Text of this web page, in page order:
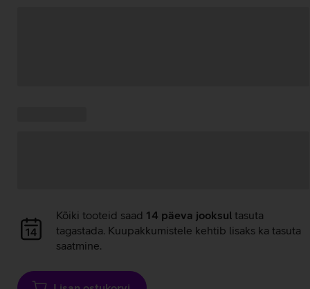
Andmete
laadimine
Kõiki tooteid saad 14 päeva jooksul tasuta
tagastada. Kuupakkumistele kehtib lisaks ka tasuta
saatmine.